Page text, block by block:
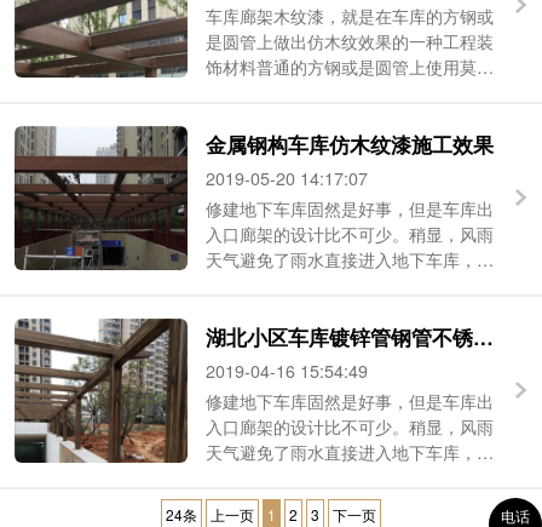
车库廊架木纹漆，就是在车库的方钢或
是圆管上做出仿木纹效果的一种工程装
饰材料普通的方钢或是圆管上使用莫艺
金属钢构车库仿木纹漆施工效果
2019-05-20 14:17:07
修建地下车库固然是好事，但是车库出
入口廊架的设计比不可少。稍显，风雨
天气避免了雨水直接进入地下车库，内
湖北小区车库镀锌管钢管不锈钢木纹漆施工价格团队
2019-04-16 15:54:49
修建地下车库固然是好事，但是车库出
入口廊架的设计比不可少。稍显，风雨
天气避免了雨水直接进入地下车库，内
24条 上一页 1 2 3 下一页
电话